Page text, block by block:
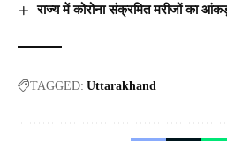
राज्य में कोरोना संक्रमित मरीजों का
TAGGED: Uttarakhand